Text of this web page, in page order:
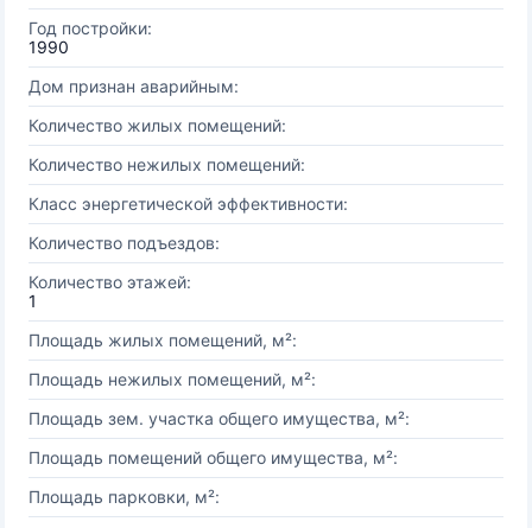
Год постройки:
1990
Дом признан аварийным:
Количество жилых помещений:
Количество нежилых помещений:
Класс энергетической эффективности:
Количество подъездов:
Количество этажей:
1
Площадь жилых помещений, м²:
Площадь нежилых помещений, м²:
Площадь зем. участка общего имущества, м²:
Площадь помещений общего имущества, м²:
Площадь парковки, м²: